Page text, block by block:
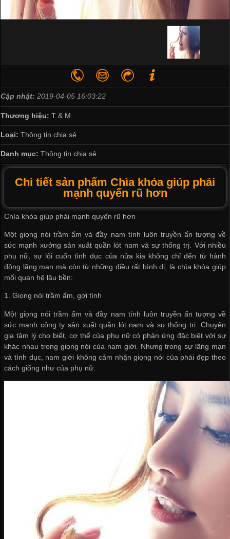
Cập nhật: 2019-04-05 16:03:22
Thương hiệu: T & M
Loại: Thông tin chia sẻ
Danh mục: Thông tin chia sẻ
Chi tiết sản phẩm Chìa khóa giúp phái
mạnh quyến rũ hơn
Chìa khóa giúp phái mạnh quyến rũ hơn
Một giọng nói t​rầm ấm và đầy nam tính luôn truyền ấn tượng về
sức mạnh xưởng sản xuất quần lót nam và sự thống trị. Với nhiều
phụ nữ, sự lôi cuốn tình dục của nửa kia không chỉ đến từ hành
động lãng mạn mà còn từ những điều rất bình dị, là chìa khóa giúp
mối quan hệ lâu bền:
1. Giọng nói trầm ấm, gợi tình
Một giọng nói trầm ấm và đầy nam tính luôn truyền ấn tượng về
sức mạnh công ty sản xuất quần lót nam và sự thống trị. Chuyên
gia tâm lý cho biết, cơ thể của phụ nữ có phản ứng đặc biệt với sự
khác nhau trong giọng nói của nam giới. Nhưng trong sự lãng mạn
và tình dục, nam giới không cảm nhận giọng nói của phái đẹp theo
cách giống như của phụ nữ.